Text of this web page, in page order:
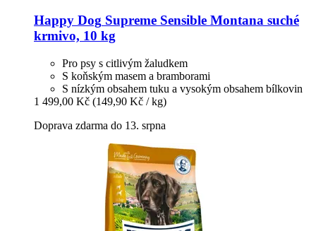
Happy Dog Supreme Sensible Montana suché
krmivo, 10 kg
Pro psy s citlivým žaludkem
S koňským masem a bramborami
S nízkým obsahem tuku a vysokým obsahem bílkovin
1 499,00 Kč (149,90 Kč / kg)
Doprava zdarma do 13. srpna